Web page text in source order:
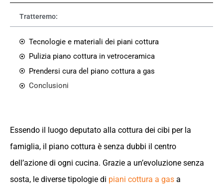
Tratteremo:
Tecnologie e materiali dei piani cottura
Pulizia piano cottura in vetroceramica
Prendersi cura del piano cottura a gas
Conclusioni
Essendo il luogo deputato alla cottura dei cibi per la
famiglia, il piano cottura è senza dubbi il centro
dell’azione di ogni cucina. Grazie a un’evoluzione senza
sosta, le diverse tipologie di piani cottura a gas a